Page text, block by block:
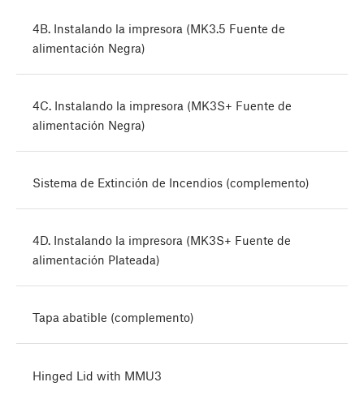
4B. Instalando la impresora (MK3.5 Fuente de
alimentación Negra)
4C. Instalando la impresora (MK3S+ Fuente de
alimentación Negra)
Sistema de Extinción de Incendios (complemento)
4D. Instalando la impresora (MK3S+ Fuente de
alimentación Plateada)
Tapa abatible (complemento)
Hinged Lid with MMU3